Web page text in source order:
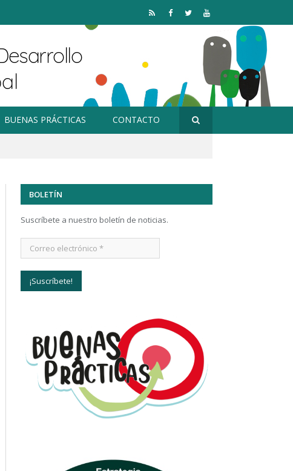
RSS Facebook
TwitterYouTube
BUENAS PRÁCTICAS CONTACTO
BOLETÍN
Suscríbete a nuestro boletín de noticias.